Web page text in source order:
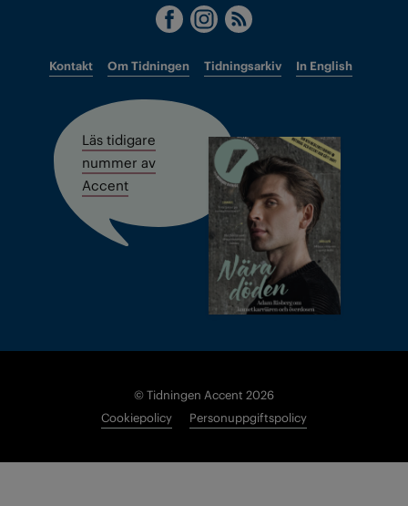
Kontakt Om Tidningen Tidningsarkiv In English
Läs tidigare
nummer av
Accent
© Tidningen Accent 2026
Cookiepolicy
Personuppgiftspolicy